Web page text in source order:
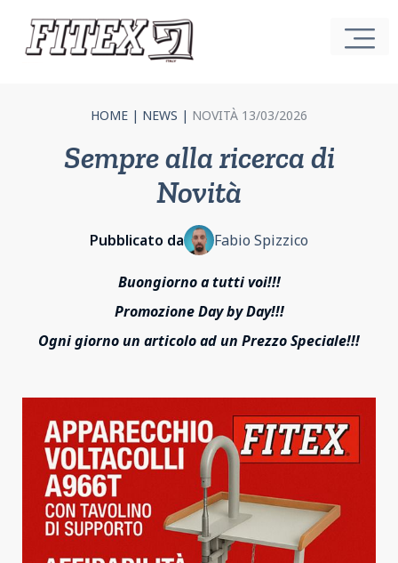
HOME | NEWS | NOVITÀ 13/03/2026
Sempre alla ricerca di
Novità
Pubblicato da Fabio Spizzico
Buongiorno a tutti voi!!!
Promozione Day by Day!!!
Ogni giorno un articolo ad un Prezzo Speciale!!!